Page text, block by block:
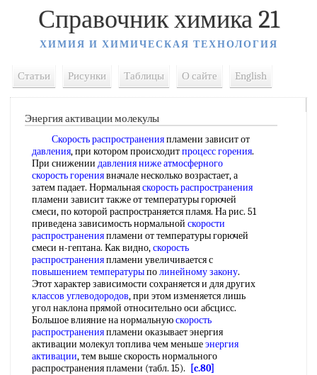
Справочник химика 21
ХИМИЯ И ХИМИЧЕСКАЯ ТЕХНОЛОГИЯ
Статьи Рисунки Таблицы О сайте English
Энергия активации молекулы
Скорость распространенияпламени зависит от
давления, при котором происходитпроцесс горения.
При снижении давления ниже атмосферного
скорость горениявначале несколько возрастает, а
затем падает. Нормальнаяскорость распространения
пламени зависит также от температуры горючей
смеси, по которой распространяется пламя. На рис. 51
приведена зависимость нормальной скорости
распространенияпламени от температуры горючей
смеси н-гептана. Как видно,скорость
распространенияпламени увеличивается с
повышением температурыполинейному закону.
Этот характер зависимости сохраняется и для других
классов углеводородов, при этом изменяется лишь
угол наклона прямой относительно оси абсцисс.
Большое влияние на нормальнуюскорость
распространенияпламени оказывает энергия
активации молекул топлива чем меньшеэнергия
активации, тем выше скорость нормального
распространения пламени (табл. 15).
[c.80]